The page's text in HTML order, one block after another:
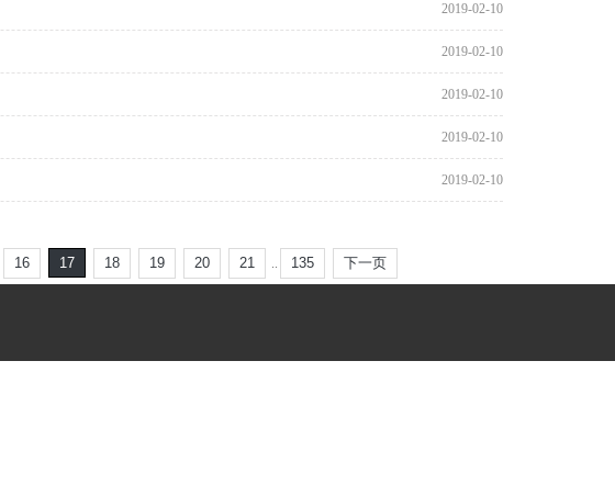
2019-02-10
2019-02-10
2019-02-10
2019-02-10
2019-02-10
16 17 18 19 20 21 .. 135 下一页